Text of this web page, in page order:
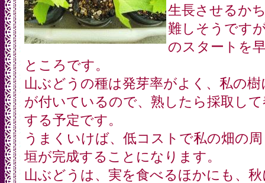
生長させるか
難しそうです
のスタートを
ところです。
山ぶどうの種は発芽率がよく、私の樹
が付いているので、熟したら採取し
する予定です。
うまくいけば、低コストで私の畑の
垣が完成することになります。
山ぶどうは、実を食べるほかにも、